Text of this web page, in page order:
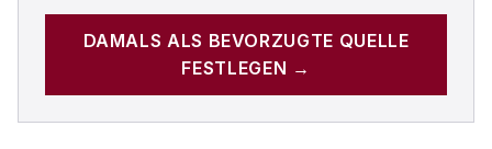
DAMALS ALS BEVORZUGTE QUELLE
FESTLEGEN →